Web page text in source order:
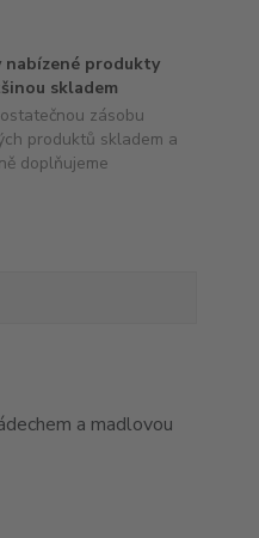
nabízené produkty
skladem
zásobu
produktů skladem a
doplňujeme
a madlovou